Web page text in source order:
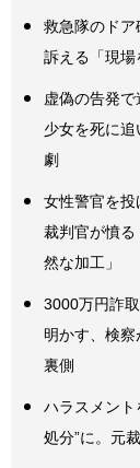
救急隊のド
訴える「現
虚偽の告発
少女を死に
劇
女性警官を
裁判官が憤る
然な加工」
3000万円詐
明かす、検
裏側
ハラスメント
処分”に。元